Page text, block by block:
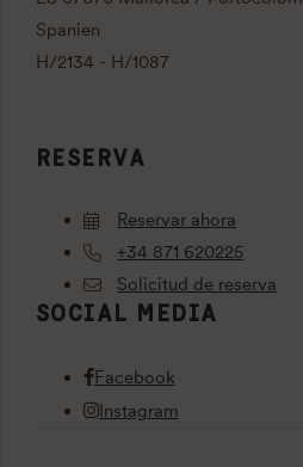
Spanien
H/2134 - H/1087
RESERVA
Reservar ahora
+34 871 620225
Solicitud de reserva
SOCIAL MEDIA
Facebook
Instagram